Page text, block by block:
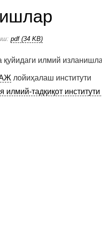
pdf (34 KB)
илмий
АЖ лойиҳалаш институти
илмий-тадқиқот